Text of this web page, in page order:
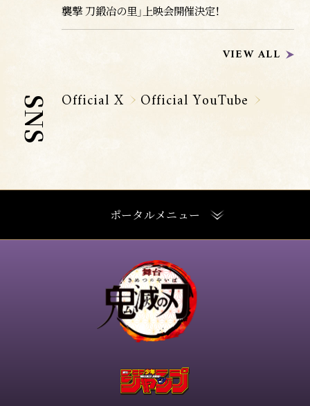
襲撃 刀鍛冶の里」上映会開催決定！
VIEW ALL
S
N
S
Official X Official YouTube
ポータルメニュー